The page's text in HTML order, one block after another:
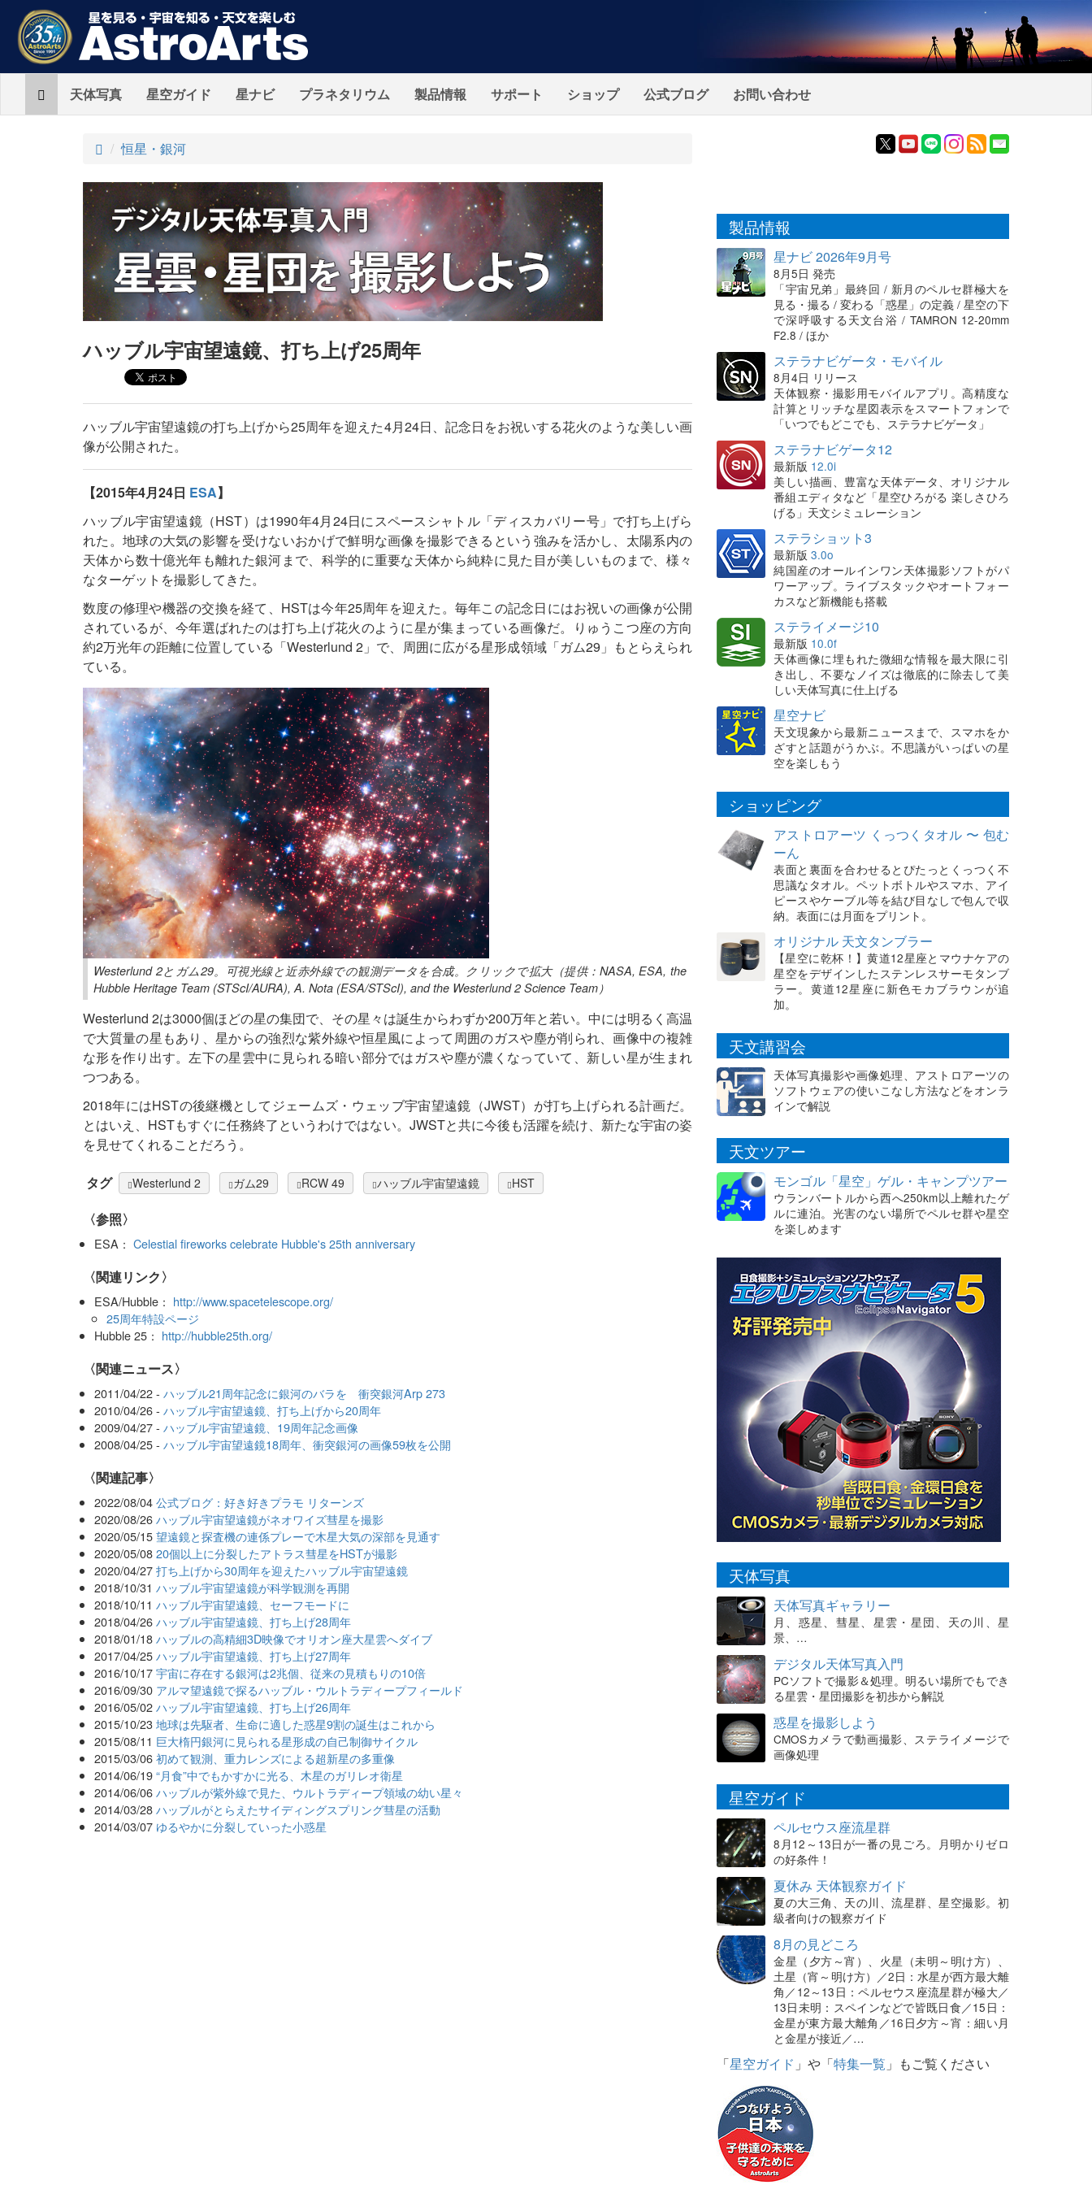
Home天体写真 星空ガイド 星ナビ プラネタリウム 製品情報 サポート ショップ 公式ブログ お問い合わせ
ト
プ
恒星・銀河
ハッブル宇宙望遠鏡、打ち上げ25周年
ハッブル宇宙望遠鏡の打ち上げから25周年を迎えた4月24日、記念日をお祝いする花火のような美しい画
像が公開された。
【2015年4月24日 ESA】
ハッブル宇宙望遠鏡（HST）は1990年4月24日にスペースシャトル「ディスカバリー号」で打ち上げら
れた。地球の大気の影響を受けないおかげで鮮明な画像を撮影できるという強みを活かし、太陽系内の
天体から数十億光年も離れた銀河まで、科学的に重要な天体から純粋に見た目が美しいものまで、様々
なターゲットを撮影してきた。
数度の修理や機器の交換を経て、HSTは今年25周年を迎えた。毎年この記念日にはお祝いの画像が公開
されているが、今年選ばれたのは打ち上げ花火のように星が集まっている画像だ。りゅうこつ座の方向
約2万光年の距離に位置している「Westerlund 2」で、周囲に広がる星形成領域「ガム29」もとらえられ
ている。
Westerlund 2とガム29。可視光線と近赤外線での観測データを合成。クリックで拡大（提供：NASA, ESA, the
Hubble Heritage Team (STScI/AURA), A. Nota (ESA/STScI), and the Westerlund 2 Science Team）
Westerlund 2は3000個ほどの星の集団で、その星々は誕生からわずか200万年と若い。中には明るく高温
で大質量の星もあり、星からの強烈な紫外線や恒星風によって周囲のガスや塵が削られ、画像中の複雑
な形を作り出す。左下の星雲中に見られる暗い部分ではガスや塵が濃くなっていて、新しい星が生まれ
つつある。
2018年にはHSTの後継機としてジェームズ・ウェッブ宇宙望遠鏡（JWST）が打ち上げられる計画だ。
とはいえ、HSTもすぐに任務終了というわけではない。JWSTと共に今後も活躍を続け、新たな宇宙の姿
を見せてくれることだろう。
タグ Westerlund 2 ガム29 RCW 49 ハッブル宇宙望遠鏡 HST
〈参照〉
ESA：Celestial fireworks celebrate Hubble's 25th anniversary
〈関連リンク〉
ESA/Hubble： http://www.spacetelescope.org/
25周年特設ページ
Hubble 25： http://hubble25th.org/
〈関連ニュース〉
2011/04/22 -ハッブル21周年記念に銀河のバラを 衝突銀河Arp 273
2010/04/26 -ハッブル宇宙望遠鏡、打ち上げから20周年
2009/04/27 -ハッブル宇宙望遠鏡、19周年記念画像
2008/04/25 -ハッブル宇宙望遠鏡18周年、衝突銀河の画像59枚を公開
関連記事
2022/08/04 公式ブログ：好き好きプラモ リターンズ
2020/08/26 ハッブル宇宙望遠鏡がネオワイズ彗星を撮影
2020/05/15 望遠鏡と探査機の連係プレーで木星大気の深部を見通す
2020/05/08 20個以上に分裂したアトラス彗星をHSTが撮影
2020/04/27 打ち上げから30周年を迎えたハッブル宇宙望遠鏡
2018/10/31 ハッブル宇宙望遠鏡が科学観測を再開
2018/10/11 ハッブル宇宙望遠鏡、セーフモードに
2018/04/26 ハッブル宇宙望遠鏡、打ち上げ28周年
2018/01/18 ハッブルの高精細3D映像でオリオン座大星雲へダイブ
2017/04/25 ハッブル宇宙望遠鏡、打ち上げ27周年
2016/10/17 宇宙に存在する銀河は2兆個、従来の見積もりの10倍
2016/09/30 アルマ望遠鏡で探るハッブル・ウルトラディープフィールド
2016/05/02 ハッブル宇宙望遠鏡、打ち上げ26周年
2015/10/23 地球は先駆者、生命に適した惑星9割の誕生はこれから
2015/08/11 巨大楕円銀河に見られる星形成の自己制御サイクル
2015/03/06 初めて観測、重力レンズによる超新星の多重像
2014/06/19 “月食”中でもかすかに光る、木星のガリレオ衛星
2014/06/06 ハッブルが紫外線で見た、ウルトラディープ領域の幼い星々
2014/03/28 ハッブルがとらえたサイディングスプリング彗星の活動
2014/03/07 ゆるやかに分裂していった小惑星
製品情報
星ナビ 2026年9月号
8月5日 発売
「宇宙兄弟」最終回 / 新月のペルセ群極大を
見る・撮る / 変わる「惑星」の定義 / 星空の下
で深呼吸する天文台浴 / TAMRON 12-20mm
F2.8 / ほか
ステラナビゲータ・モバイル
8月4日 リリース
天体観察・撮影用モバイルアプリ。高精度な
計算とリッチな星図表示をスマートフォンで
「いつでもどこでも、ステラナビゲータ」
ステラナビゲータ12
最新版 12.0i
美しい描画、豊富な天体データ、オリジナル
番組エディタなど「星空ひろがる 楽しさひろ
げる」天文シミュレーション
ステラショット3
最新版 3.0o
純国産のオールインワン天体撮影ソフトがパ
ワーアップ。ライブスタックやオートフォー
カスなど新機能も搭載
ステライメージ10
最新版 10.0f
天体画像に埋もれた微細な情報を最大限に引
き出し、不要なノイズは徹底的に除去して美
しい天体写真に仕上げる
星空ナビ
天文現象から最新ニュースまで、スマホをか
ざすと話題がうかぶ。不思議がいっぱいの星
空を楽しもう
ショッピング
アストロアーツ くっつくタオル 〜 包む
ーん
表面と裏面を合わせるとぴたっとくっつく不
思議なタオル。ペットボトルやスマホ、アイ
ピースやケーブル等を結び目なしで包んで収
納。表面には月面をプリント。
オリジナル 天文タンブラー
【星空に乾杯！】黄道12星座とマウナケアの
星空をデザインしたステンレスサーモタンブ
ラー。黄道12星座に新色モカブラウンが追
加。
天文講習会
天体写真撮影や画像処理、アストロアーツの
ソフトウェアの使いこなし方法などをオンラ
インで解説
天文ツアー
モンゴル「星空」ゲル・キャンプツアー
ウランバートルから西へ250km以上離れたゲ
ルに連泊。光害のない場所でペルセ群や星空
を楽しめます
天体写真
天体写真ギャラリー
月、惑星、彗星、星雲・星団、天の川、星
景、…
デジタル天体写真入門
PCソフトで撮影＆処理。明るい場所でもでき
る星雲・星団撮影を初歩から解説
惑星を撮影しよう
CMOSカメラで動画撮影、ステライメージで
画像処理
星空ガイド
ペルセウス座流星群
8月12～13日が一番の見ごろ。月明かりゼロ
の好条件！
夏休み 天体観察ガイド
夏の大三角、天の川、流星群、星空撮影。初
級者向けの観察ガイド
8月の見どころ
金星（夕方～宵）、火星（未明～明け方）、
土星（宵～明け方）／2日：水星が西方最大離
角／12～13日：ペルセウス座流星群が極大／
13日未明：スペインなどで皆既日食／15日：
金星が東方最大離角／16日夕方～宵：細い月
と金星が接近／…
「星空ガイド 」や「特集一覧 」もご覧ください